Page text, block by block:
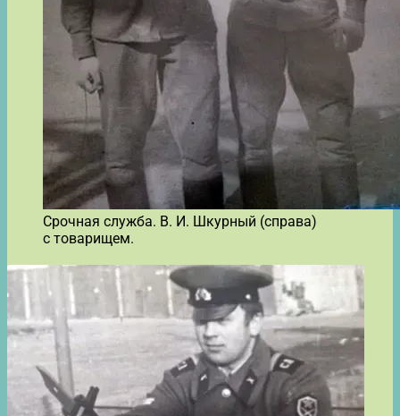
Срочная служба. В. И. Шкурный (справа)
с товарищем.